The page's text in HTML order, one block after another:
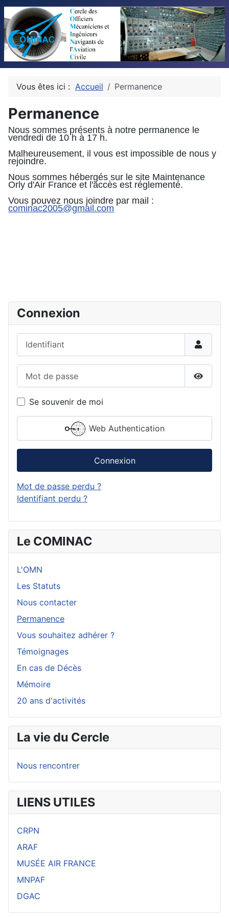
Connexion
Se souvenir de moi
Web Authentication
Connexion
Mot de passe perdu ?
Identifiant perdu ?
Le COMINAC
L'OMN
Les Statuts
Nous contacter
Permanence
Vous souhaitez adhérer ?
Témoignages
En cas de Décès
Mémoire
20 ans d'activités
La vie du Cercle
Nous rencontrer
LIENS UTILES
CRPN
ARAF
MUSÉE AIR FRANCE
MNPAF
DGAC
Vous êtes ici : Accueil Permanence
Permanence
Nous sommes présents à notre permanence le
vendredi de 10 h à 17 h.
Malheureusement, il vous est impossible de nous y
rejoindre.
Nous sommes hébergés sur le site Maintenance
Orly d'Air France et l'accès est réglementé.
Vous pouvez nous joindre par mail :
cominac2005@gmail.com